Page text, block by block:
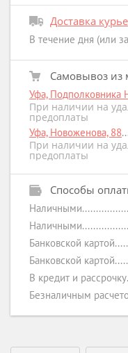
Доставка
В течение дня (или
Самовывоз из
Уфа, Подполковника
При наличии на
предоплаты
Уфа, Новоженова, 88
При наличии на
предоплаты
Способы
Наличными
Наличными
Банковской картой
Банковской картой
В кредит и рассрочку
Безналичным